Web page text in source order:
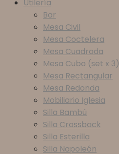
Utilería
Bar
Mesa Civil
Mesa Coctelera
Mesa Cuadrada
Mesa Cubo (set x 3)
Mesa Rectangular
Mesa Redonda
Mobiliario Iglesia
Silla Bambú
Silla Crossback
Silla Esterilla
Silla Napoleón